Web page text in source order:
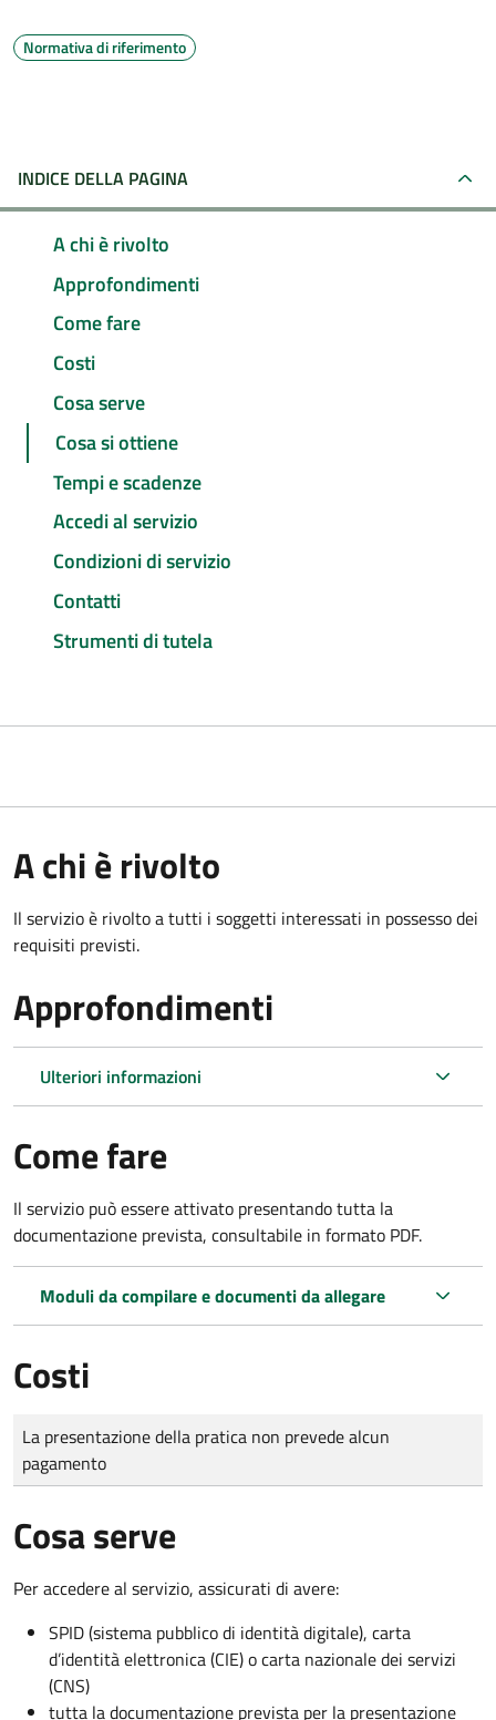
Normativa di riferimento
INDICE DELLA PAGINA
A chi è rivolto
Approfondimenti
Come fare
Costi
Cosa serve
Cosa si ottiene
Tempi e scadenze
Accedi al servizio
Condizioni di servizio
Contatti
Strumenti di tutela
A chi è rivolto
Il servizio è rivolto a tutti i soggetti interessati in possesso dei
requisiti previsti.
Approfondimenti
Ulteriori informazioni
Come fare
Il servizio può essere attivato presentando tutta la
documentazione prevista, consultabile in formato PDF.
Moduli da compilare e documenti da allegare
Costi
Tipo di pagamento
Importo
La presentazione della pratica non prevede alcun
pagamento
Cosa serve
Per accedere al servizio, assicurati di avere:
SPID (sistema pubblico di identità digitale), carta
d’identità elettronica (CIE) o carta nazionale dei servizi
(CNS)
tutta la documentazione prevista per la presentazione